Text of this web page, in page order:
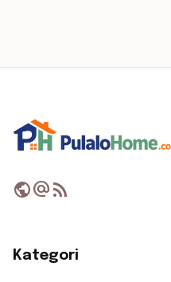
publicalternate_emailrss_feed
Kategori